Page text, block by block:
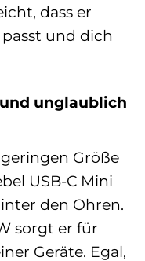
dass er
und dich
unglaublich
Größe
USB-C Mini
den Ohren.
sorgt er für
Geräte. Egal,